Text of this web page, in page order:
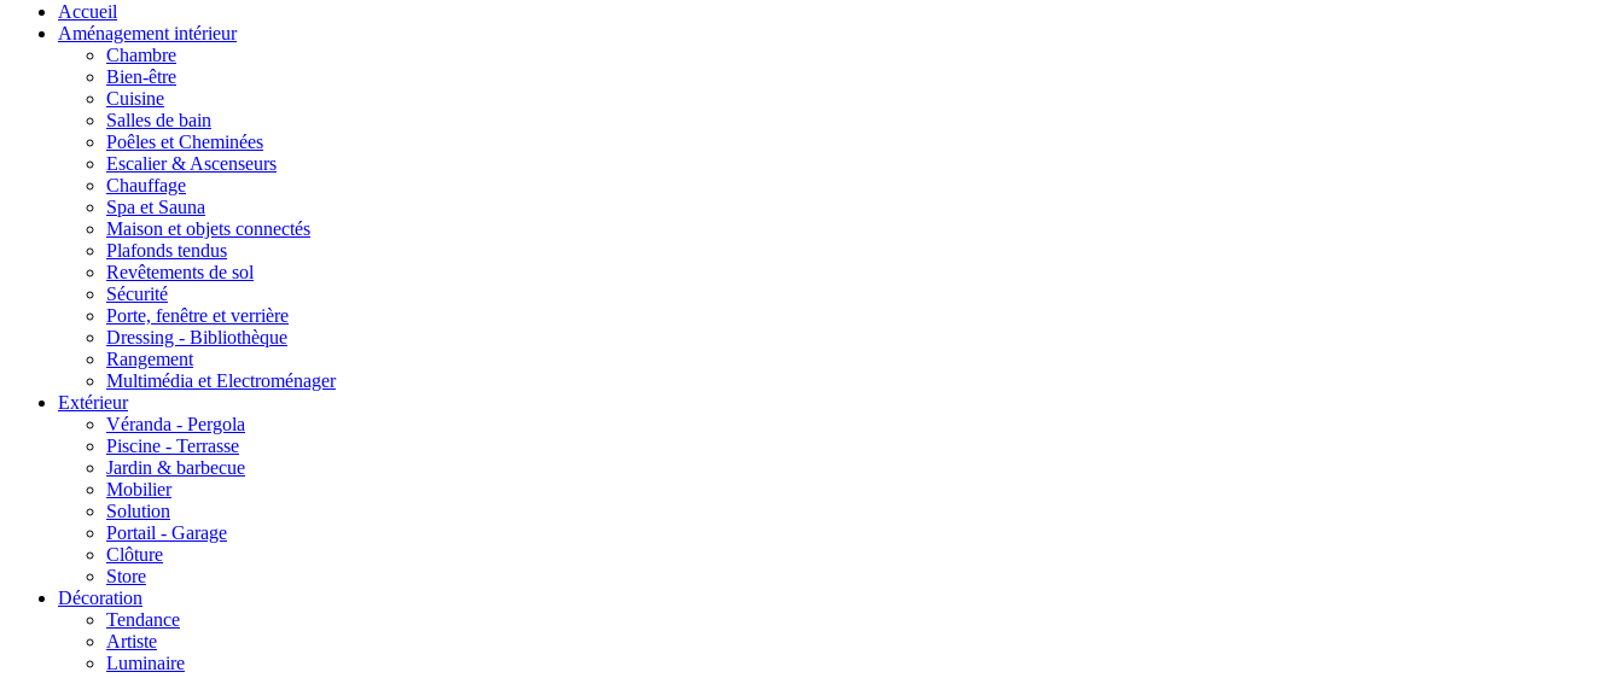
Accueil
Aménagement intérieur
Chambre
Bien-être
Cuisine
Salles de bain
Poêles et Cheminées
Escalier & Ascenseurs
Chauffage
Spa et Sauna
Maison et objets connectés
Plafonds tendus
Revêtements de sol
Sécurité
Porte, fenêtre et verrière
Dressing - Bibliothèque
Rangement
Multimédia et Electroménager
Extérieur
Véranda - Pergola
Piscine - Terrasse
Jardin & barbecue
Mobilier
Solution
Portail - Garage
Clôture
Store
Décoration
Tendance
Artiste
Luminaire